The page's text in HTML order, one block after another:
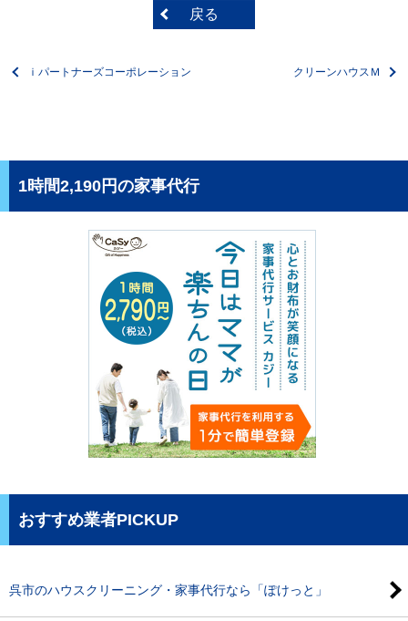
戻る
ｉパートナーズコーポレーション クリーンハウスＭ
1時間2,190円の家事代行
おすすめ業者PICKUP
呉市のハウスクリーニング・家事代行なら「ぽけっと」